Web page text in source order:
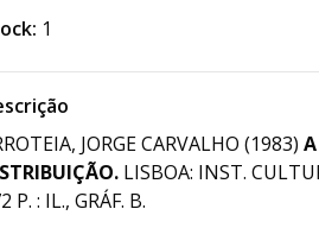
1
JORGE CARVALHO (1983)
LISBOA: INST.
P. : IL., GRÁF. B.